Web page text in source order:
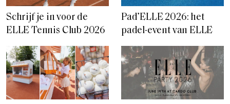
Schrijf je in voor de
ELLE Tennis Club 2026
Pad’ELLE 2026: het
padel-event van ELLE